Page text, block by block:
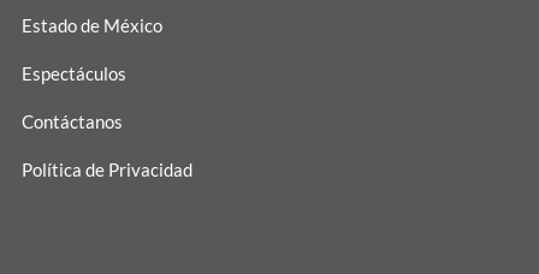
Estado de México
Espectáculos
Contáctanos
Política de Privacidad